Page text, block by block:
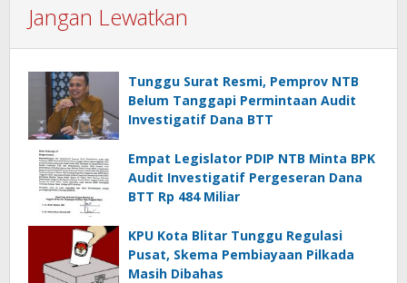
Jangan Lewatkan
Tunggu Surat Resmi, Pemprov NTB
Belum Tanggapi Permintaan Audit
Investigatif Dana BTT
Empat Legislator PDIP NTB Minta BPK
Audit Investigatif Pergeseran Dana
BTT Rp 484 Miliar
KPU Kota Blitar Tunggu Regulasi
Pusat, Skema Pembiayaan Pilkada
Masih Dibahas